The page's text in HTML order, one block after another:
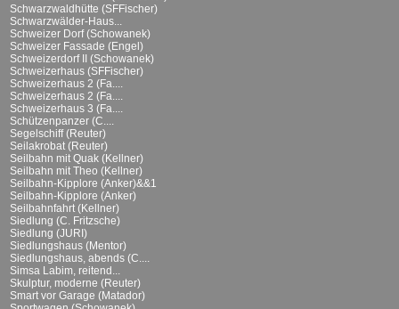
Schwarzwaldhütte (SFFischer)
Schwarzwälder-Haus...
Schweizer Dorf (Schowanek)
Schweizer Fassade (Engel)
Schweizerdorf II (Schowanek)
Schweizerhaus (SFFischer)
Schweizerhaus 2 (Fa....
Schweizerhaus 2 (Fa....
Schweizerhaus 3 (Fa....
Schützenpanzer (C....
Segelschiff (Reuter)
Seilakrobat (Reuter)
Seilbahn mit Quak (Kellner)
Seilbahn mit Theo (Kellner)
Seilbahn-Kipplore (Anker)&&1
Seilbahn-Kipplore (Anker)
Seilbahnfahrt (Kellner)
Siedlung (C. Fritzsche)
Siedlung (JURI)
Siedlungshaus (Mentor)
Siedlungshaus, abends (C....
Simsa Labim, reitend...
Skulptur, moderne (Reuter)
Smart vor Garage (Matador)